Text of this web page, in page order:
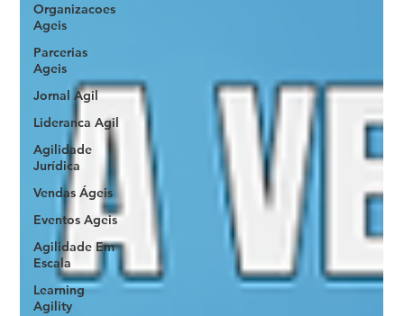
Organizacoes
Ageis
Parcerias
Ageis
Jornal Agil
Lideranca Agil
Agilidade
Jurídica
Vendas Ágeis
Eventos Ageis
Agilidade Em
Escala
Learning
Agility